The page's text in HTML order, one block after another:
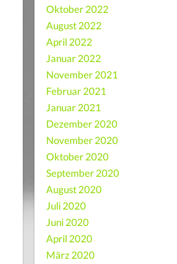
Oktober 2022
August 2022
April 2022
Januar 2022
November 2021
Februar 2021
Januar 2021
Dezember 2020
November 2020
Oktober 2020
September 2020
August 2020
Juli 2020
Juni 2020
April 2020
März 2020